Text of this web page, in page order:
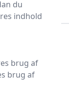
- top
du
indhold
brug af
brug af